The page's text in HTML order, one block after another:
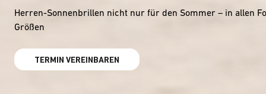
Herren-Sonnenbrillen nicht nur für den Sommer – in allen
Größen
TERMIN VEREINBAREN